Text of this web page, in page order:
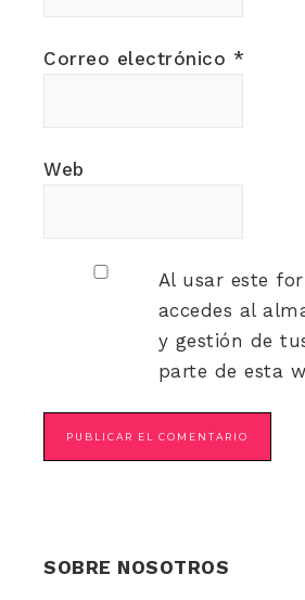
Correo electrónico *
Web
Al usar este
accedes al
y gestión de
parte de esta
SOBRE NOSOTROS